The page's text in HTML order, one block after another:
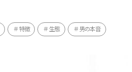
特徴 生態 男の本音